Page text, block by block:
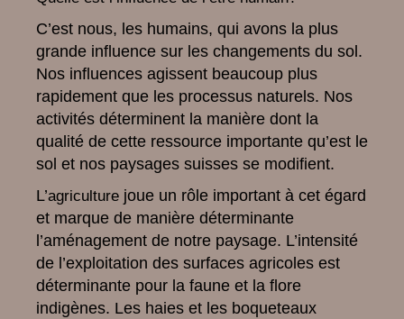
C’est nous, les humains, qui avons la plus
grande influence sur les changements du sol.
Nos influences agissent beaucoup plus
rapidement que les processus naturels. Nos
activités déterminent la manière dont la
qualité de cette ressource importante qu’est le
sol et nos paysages suisses se modifient.
L’agriculturejoue un rôle important à cet égard
et marque de manière déterminante
l’aménagement de notre paysage. L’intensité
de l’exploitation des surfaces agricoles est
déterminante pour la faune et la flore
indigènes. Les haies et les boqueteaux